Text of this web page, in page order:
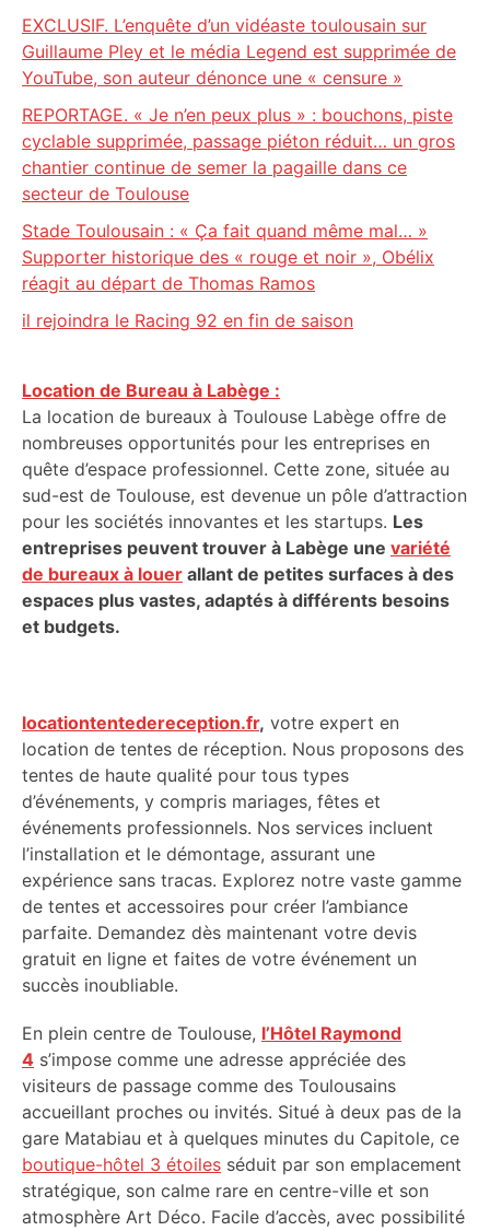
EXCLUSIF. L’enquête d’un vidéaste toulousain sur
Guillaume Pley et le média Legend est supprimée de
YouTube, son auteur dénonce une « censure »
REPORTAGE. « Je n’en peux plus » : bouchons, piste
cyclable supprimée, passage piéton réduit… un gros
chantier continue de semer la pagaille dans ce
secteur de Toulouse
Stade Toulousain : « Ça fait quand même mal… »
Supporter historique des « rouge et noir », Obélix
réagit au départ de Thomas Ramos
il rejoindra le Racing 92 en fin de saison
Location de Bureau à Labège :
La location de bureaux à Toulouse Labège offre de
nombreuses opportunités pour les entreprises en
quête d’espace professionnel. Cette zone, située au
sud-est de Toulouse, est devenue un pôle d’attraction
pour les sociétés innovantes et les startups. Les
entreprises peuvent trouver à Labège une variété
de bureaux à louer allant de petites surfaces à des
espaces plus vastes, adaptés à différents besoins
et budgets.
locationtentedereception.fr, votre expert en
location de tentes de réception. Nous proposons des
tentes de haute qualité pour tous types
d’événements, y compris mariages, fêtes et
événements professionnels. Nos services incluent
l’installation et le démontage, assurant une
expérience sans tracas. Explorez notre vaste gamme
de tentes et accessoires pour créer l’ambiance
parfaite. Demandez dès maintenant votre devis
gratuit en ligne et faites de votre événement un
succès inoubliable.
En plein centre de Toulouse, l’Hôtel Raymond
4 s’impose comme une adresse appréciée des
visiteurs de passage comme des Toulousains
accueillant proches ou invités. Situé à deux pas de la
gare Matabiau et à quelques minutes du Capitole, ce
boutique-hôtel 3 étoiles séduit par son emplacement
stratégique, son calme rare en centre-ville et son
atmosphère Art Déco. Facile d’accès, avec possibilité